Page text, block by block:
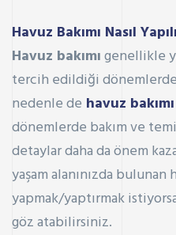
Havuz Bakımı Nasıl
Havuz bakımıgenellikle
tercih edildiği
nedenle de havuz bakımı
dönemlerde bakım ve
detaylar daha da önem
yaşam alanınızda
yapmak/yaptırmak
göz atabilirsiniz.